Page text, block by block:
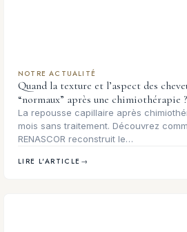
NOTRE ACTUALITÉ
Quand la texture et l’aspect des
“normaux” après une chimiothérapie ?
La repousse capillaire après
mois sans traitement. Découvrez
RENASCOR reconstruit le…
LIRE L'ARTICLE →